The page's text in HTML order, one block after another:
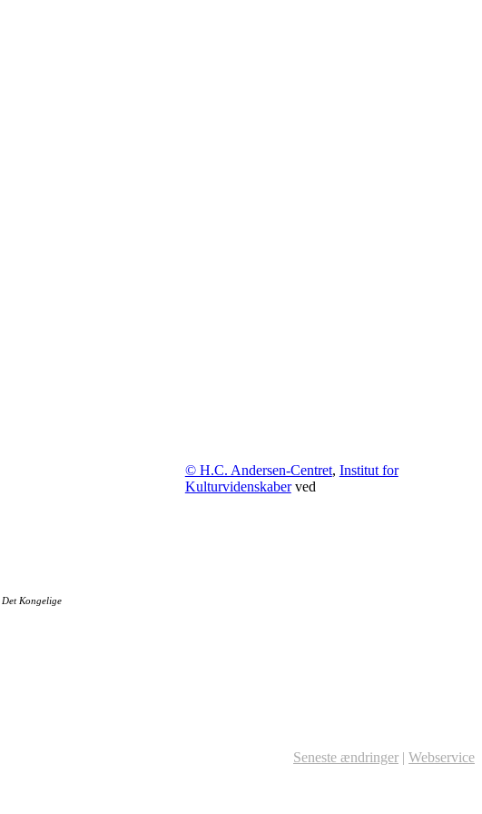
Det Kongelige
© H.C. Andersen-Centret, Institut for
Kulturvidenskaberved
Seneste ændringer | Webservice